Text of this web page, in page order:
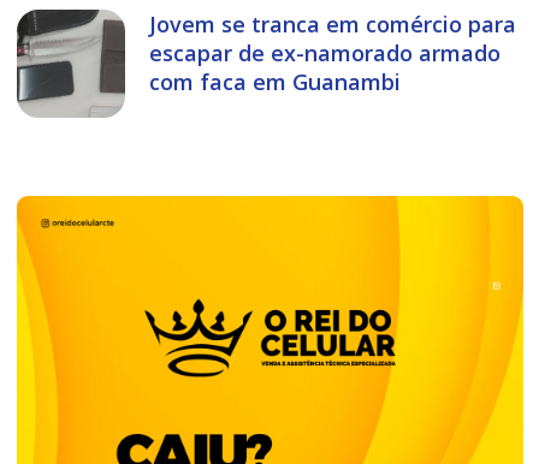
Jovem se tranca em comércio para
escapar de ex-namorado armado
com faca em Guanambi